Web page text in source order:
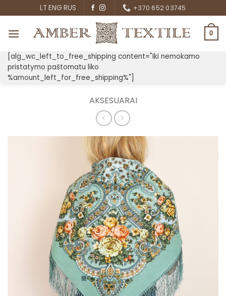
to
content
LT ENG RUS +370 652 03745
0
[alg_wc_left_to_free_shipping content="Iki nemokamo
pristatymo paštomatu liko
%amount_left_for_free_shipping%"]
AKSESUARAI